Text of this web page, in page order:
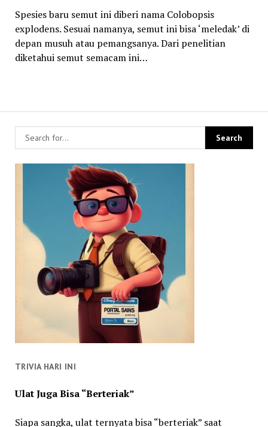
Spesies baru semut ini diberi nama Colobopsis
explodens. Sesuai namanya, semut ini bisa ‘meledak’ di
depan musuh atau pemangsanya. Dari penelitian
diketahui semut semacam ini…
TRIVIA HARI INI
Ulat Juga Bisa “Berteriak”
Siapa sangka, ulat ternyata bisa “berteriak” saat